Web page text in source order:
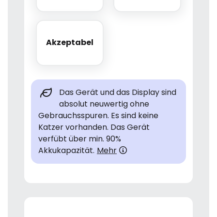
Akzeptabel
Akzeptabel
Das Gerät und das Display sind
absolut neuwertig ohne
Gebrauchsspuren. Es sind keine
Katzer vorhanden. Das Gerät
verfübt über min. 90%
Akkukapazität. Mehr